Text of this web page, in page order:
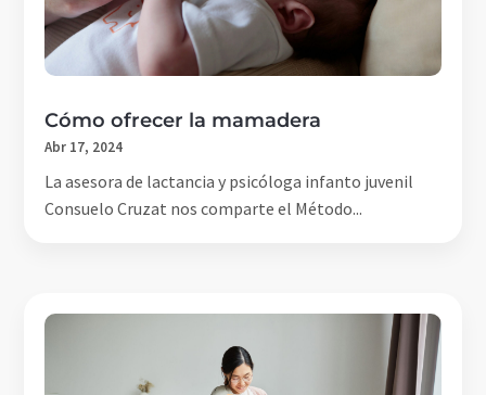
Cómo ofrecer la mamadera
Abr 17, 2024
La asesora de lactancia y psicóloga infanto juvenil
Consuelo Cruzat nos comparte el Método...